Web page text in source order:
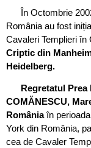
În Octombrie
România au fost
Cavaleri Templieri în
Criptic din
Heidelberg.
Regretatul
COMĂNESCU,
Româniaîn
York din România,
cea de Cavaler